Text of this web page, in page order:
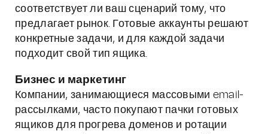
соответствует ли ваш сценарий тому, что
предлагает рынок. Готовые аккаунты решают
конкретные задачи, и для каждой задачи
подходит свой тип ящика.
Бизнес и маркетинг
Компании, занимающиеся массовыми email-
рассылками, часто покупают пачки готовых
ящиков для прогрева доменов и ротации